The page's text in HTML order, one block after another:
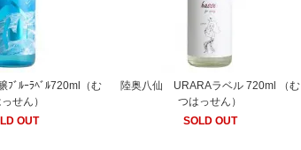
ﾞﾙｰﾗﾍﾞﾙ720ml（む
せん）
OUT
陸奥八仙 URARAラベル 720ml （む
つはっせん）
SOLD OUT